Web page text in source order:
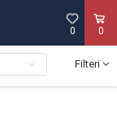
0
0
Filteri